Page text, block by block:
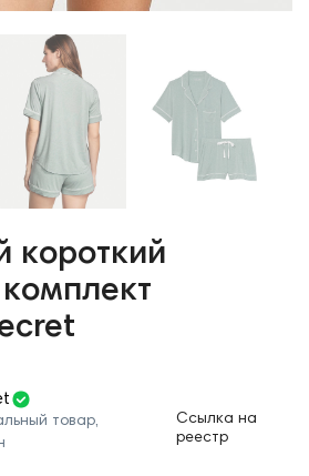
короткий
товар,
Ссылка на
реестр